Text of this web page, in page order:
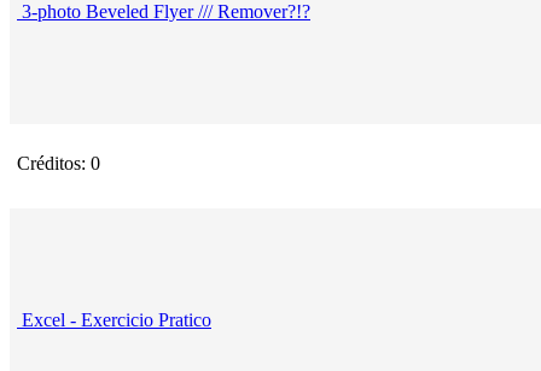
3-photo Beveled Flyer /// Remover?!?
Créditos: 0
Excel - Exercicio Pratico